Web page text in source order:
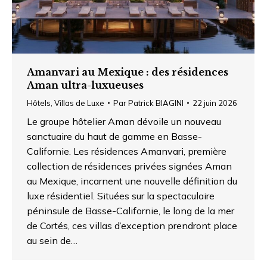
Amanvari au Mexique : des résidences
Aman ultra-luxueuses
Hôtels Villas de Luxe ParPatrick BIAGINI 22 juin 2026
Le groupe hôtelier Aman dévoile un nouveau
sanctuaire du haut de gamme en Basse-
Californie. Les résidences Amanvari, première
collection de résidences privées signées Aman
au Mexique, incarnent une nouvelle définition du
luxe résidentiel. Situées sur la spectaculaire
péninsule de Basse-Californie, le long de la mer
de Cortés, ces villas d’exception prendront place
au sein de…